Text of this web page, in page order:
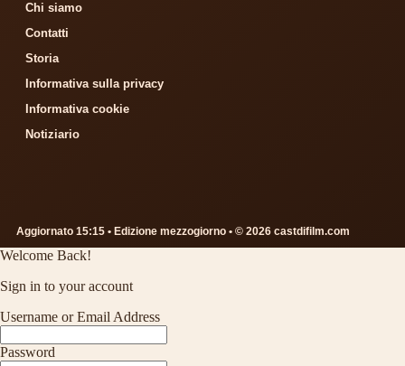
Chi siamo
Contatti
Storia
Informativa sulla privacy
Informativa cookie
Notiziario
Aggiornato 15:15 • Edizione mezzogiorno • © 2026 castdifilm.com
Welcome Back!
Sign in to your account
Username or Email Address
Password